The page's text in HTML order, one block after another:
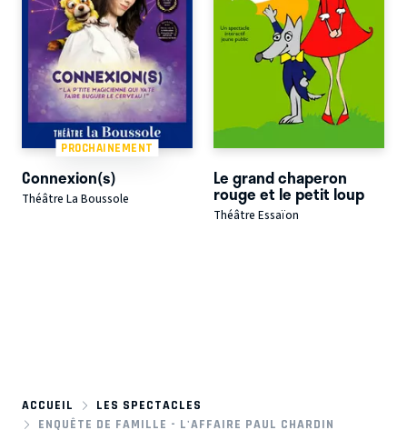
PROCHAINEMENT
Connexion(s)
Théâtre La Boussole
Le grand chaperon
rouge et le petit loup
Théâtre Essaïon
ACCUEIL
LES SPECTACLES
ENQUÊTE DE FAMILLE - L'AFFAIRE PAUL CHARDIN